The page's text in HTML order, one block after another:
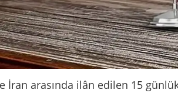
İran arasında ilân edilen 15